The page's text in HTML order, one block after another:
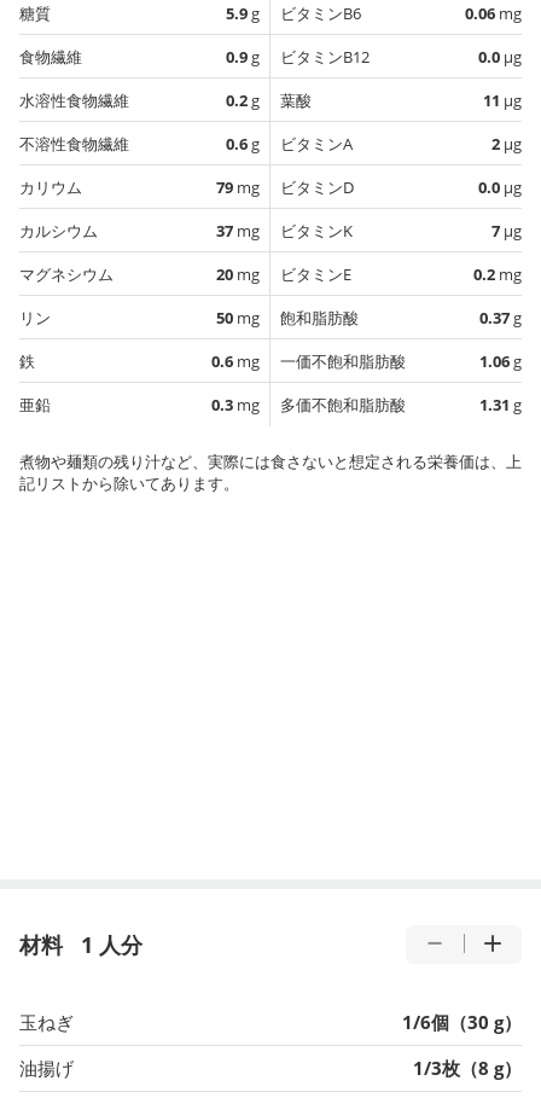
糖質
5.9g
食物繊維
0.9g
水溶性食物繊維
0.2g
不溶性食物繊維
0.6g
カリウム
79 mg
カルシウム
37 mg
マグネシウム
20 mg
リン
50 mg
鉄
0.6 mg
亜鉛
0.3 mg
ビタミンB6
0.06 mg
ビタミンB12
0.0 µg
葉酸
11 µg
ビタミンA
2 µg
ビタミンD
0.0 µg
ビタミンK
7 µg
ビタミンE
0.2 mg
飽和脂肪酸
0.37g
一価不飽和脂肪酸
1.06g
多価不飽和脂肪酸
1.31 g
煮物や麺類の残り汁など、実際には食さないと想定される栄養価は、上
記リストから除いてあります。
材料 1 人分
玉ねぎ
1/6個（30 g）
油揚げ
1/3枚（8 g）